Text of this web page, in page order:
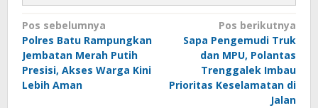
Navigasi
pos
Pos sebelumnya
Polres Batu Rampungkan
Jembatan Merah Putih
Presisi, Akses Warga Kini
Lebih Aman
Pos berikutnya
Sapa Pengemudi Truk
dan MPU, Polantas
Trenggalek Imbau
Prioritas Keselamatan di
Jalan